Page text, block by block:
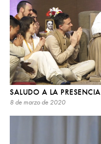
SALUDO A LA
8 de marzo de 2020